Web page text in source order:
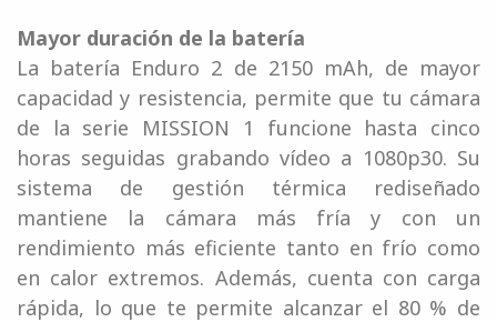
Mayor duración de la batería
La batería Enduro 2 de 2150 mAh, de mayor
capacidad y resistencia, permite que tu cámara
de la serie MISSION 1 funcione hasta cinco
horas seguidas grabando vídeo a 1080p30. Su
sistema de gestión térmica rediseñado
mantiene la cámara más fría y con un
rendimiento más eficiente tanto en frío como
en calor extremos. Además, cuenta con carga
rápida, lo que te permite alcanzar el 80 % de